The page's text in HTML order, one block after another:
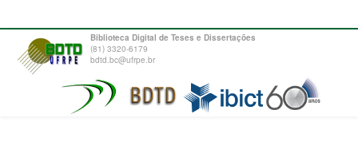
Biblioteca Digital de Teses e Dissertações
(81) 3320-6179
bdtd.bc@ufrpe.br